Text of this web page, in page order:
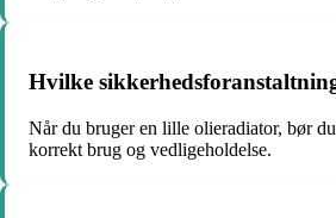
Hvilke
Når du bruger en lille olieradiator, bør
korrekt brug og vedligeholdelse.